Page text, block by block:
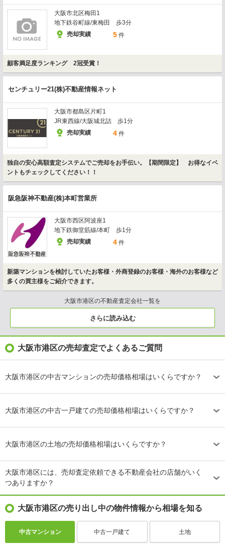
大阪市北区梅田1
地下鉄谷町線/東梅田 歩3分
売却実績
5 件
顧客満足度ランキング 2冠受賞！
センチュリー21(株)不動産情報ネット
大阪市都島区片町1
JR東西線/大阪城北詰 歩1分
売却実績
4 件
独自の安心高額査定システムでご売却をお手伝い。【期間限定】 お得なイベ
ントもチェックしてください！！
阪急阪神不動産(株)本町営業所
大阪市西区阿波座1
地下鉄御堂筋線/本町 歩1分
売却実績
4 件
新築マンションを検討していたお客様・外商登録のお客様・海外のお客様など
多くの買主様をご紹介できます。
大阪市港区の不動産査定会社一覧を
さらに読み込む
大阪市港区の売却査定でよくあるご質問
大阪市港区の中古マンションの売却価格相場はいくらですか？
大阪市港区の中古一戸建ての売却価格相場はいくらですか？
大阪市港区の土地の売却価格相場はいくらですか？
大阪市港区には、売却査定依頼できる不動産会社の店舗がいく
つありますか？
大阪市港区の売り出し中の物件情報から相場を知る
中古マンション 中古一戸建て 土地